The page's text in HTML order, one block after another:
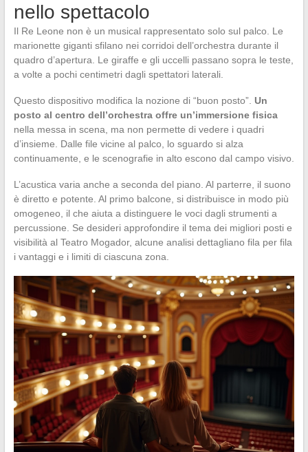
nello spettacolo
Il Re Leone non è un musical rappresentato solo sul palco. Le
marionette giganti sfilano nei corridoi dell’orchestra durante il
quadro d’apertura. Le giraffe e gli uccelli passano sopra le teste,
a volte a pochi centimetri dagli spettatori laterali.
Questo dispositivo modifica la nozione di “buon posto”. Un
posto al centro dell’orchestra offre un’immersione fisica
nella messa in scena, ma non permette di vedere i quadri
d’insieme. Dalle file vicine al palco, lo sguardo si alza
continuamente, e le scenografie in alto escono dal campo visivo.
L’acustica varia anche a seconda del piano. Al parterre, il suono
è diretto e potente. Al primo balcone, si distribuisce in modo più
omogeneo, il che aiuta a distinguere le voci dagli strumenti a
percussione. Se desideri approfondire il tema dei migliori posti e
visibilità al Teatro Mogador, alcune analisi dettagliano fila per fila
i vantaggi e i limiti di ciascuna zona.